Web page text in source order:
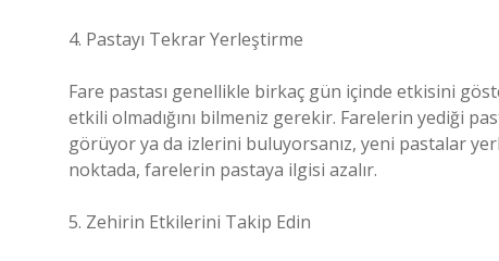
4. Pastayı Tekrar Yerleştirme
Fare pastası genellikle birkaç gün içinde etkisini
etkili olmadığını bilmeniz gerekir. Farelerin yediği
görüyor ya da izlerini buluyorsanız, yeni pastalar
noktada, farelerin pastaya ilgisi azalır.
5. Zehirin Etkilerini Takip Edin